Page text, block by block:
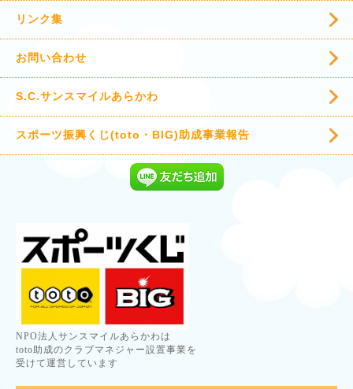
リンク集
お問い合わせ
S.C.サンスマイルあらかわ
スポーツ振興くじ(toto・BIG)助成事業報告
NPO法人サンスマイルあらかわは
toto助成のクラブマネジャー設置事業を
受けて運営しています